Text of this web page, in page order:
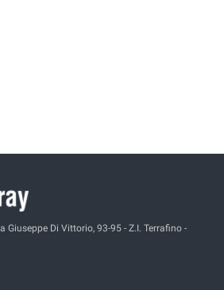
Giuseppe Di Vittorio, 93-95 - Z.I. Terrafino -